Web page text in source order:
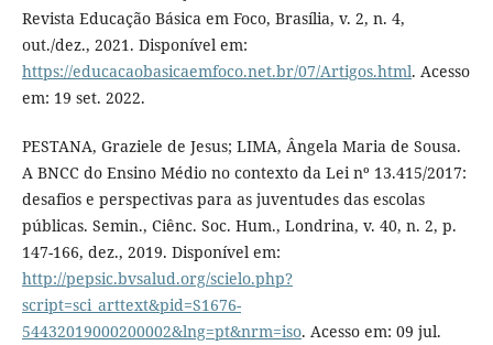
Revista Educação Básica em Foco, Brasília, v. 2, n. 4,
out./dez., 2021. Disponível em:
https://educacaobasicaemfoco.net.br/07/Artigos.html. Acesso
em: 19 set. 2022.
PESTANA, Graziele de Jesus; LIMA, Ângela Maria de Sousa.
A BNCC do Ensino Médio no contexto da Lei nº 13.415/2017:
desafios e perspectivas para as juventudes das escolas
públicas. Semin., Ciênc. Soc. Hum., Londrina, v. 40, n. 2, p.
147-166, dez., 2019. Disponível em:
http://pepsic.bvsalud.org/scielo.php?
script=sci_arttext&pid=S1676-
54432019000200002&lng=pt&nrm=iso. Acesso em: 09 jul.